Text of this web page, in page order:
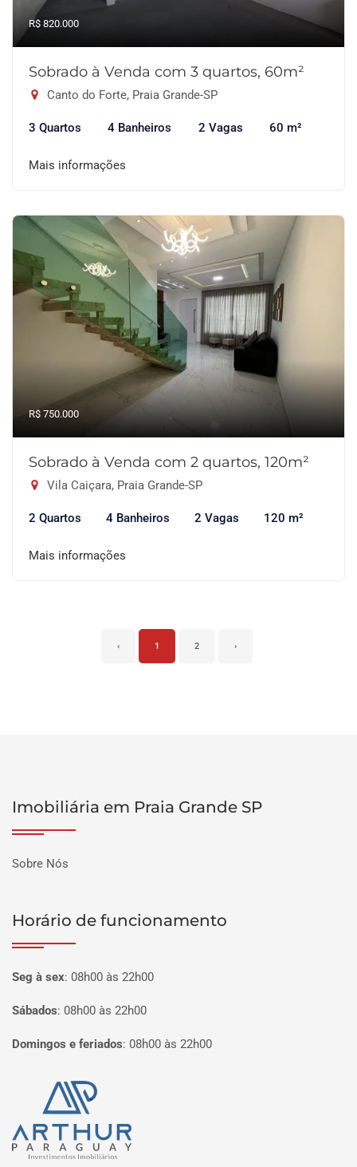
R$ 820.000
Sobrado à Venda com 3 quartos, 60m²
Canto do Forte, Praia Grande-SP
3 Quartos 4 Banheiros 2 Vagas 60 m²
Mais informações
R$ 750.000
Sobrado à Venda com 2 quartos, 120m²
Vila Caiçara, Praia Grande-SP
2 Quartos 4 Banheiros 2 Vagas 120 m²
Mais informações
‹ 1 2 ›
Imobiliária em Praia Grande SP
Sobre Nós
Horário de funcionamento
Seg à sex: 08h00 às 22h00
Sábados: 08h00 às 22h00
Domingos e feriados: 08h00 às 22h00
Página inicial